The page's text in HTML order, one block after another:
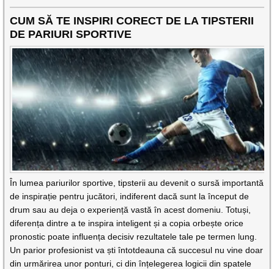
CUM SĂ TE INSPIRI CORECT DE LA TIPSTERII
DE PARIURI SPORTIVE
În lumea pariurilor sportive, tipsterii au devenit o sursă importantă
de inspirație pentru jucători, indiferent dacă sunt la început de
drum sau au deja o experiență vastă în acest domeniu. Totuși,
diferența dintre a te inspira inteligent și a copia orbește orice
pronostic poate influența decisiv rezultatele tale pe termen lung.
Un parior profesionist va ști întotdeauna că succesul nu vine doar
din urmărirea unor ponturi, ci din înțelegerea logicii din spatele